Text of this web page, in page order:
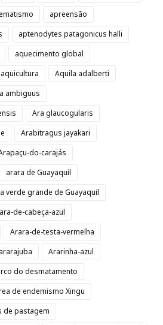
apreensão
aptenodytes patagonicus halli
aquecimento global
aquicultura
Aquila adalberti
ambiguus
Ara glaucogularis
Arabitragus jayakari
do-carajás
arara de Guayaquil
verde grande de Guayaquil
de-cabeça-azul
Arara-de-testa-vermelha
ararajuba
Ararinha-azul
do desmatamento
de endemismo Xingu
de pastagem